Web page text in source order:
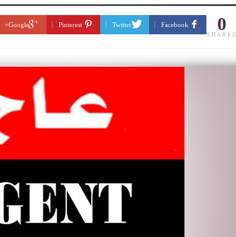
0
SHARES
Facebook
Twitter
Pinterest
Google+